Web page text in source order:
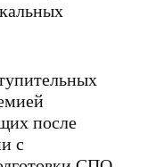
после
с